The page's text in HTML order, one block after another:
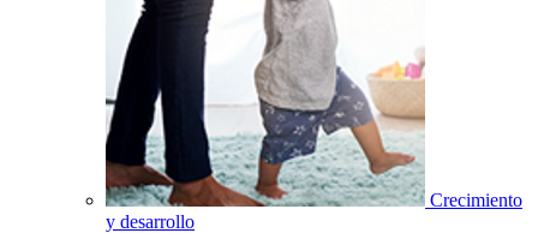
Crecimiento
y desarrollo